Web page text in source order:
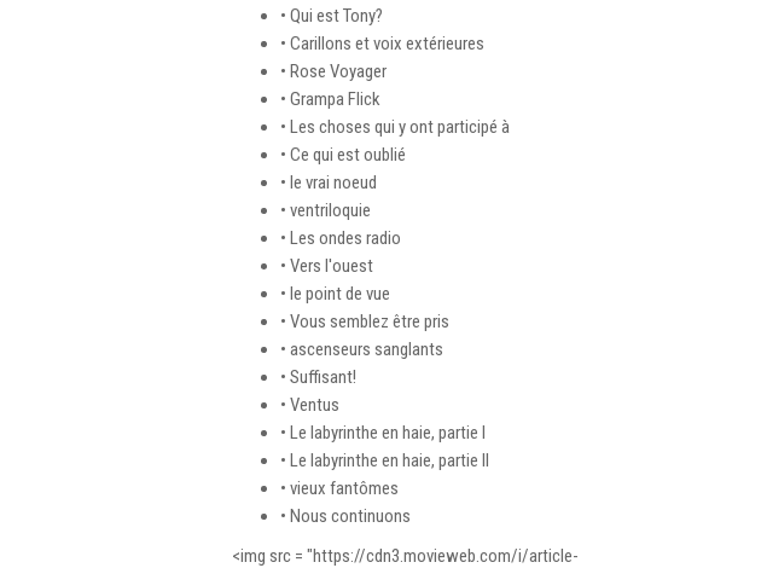
• Qui est Tony?
• Carillons et voix extérieures
• Rose Voyager
• Grampa Flick
• Les choses qui y ont participé à
• Ce qui est oublié
• le vrai noeud
• ventriloquie
• Les ondes radio
• Vers l'ouest
• le point de vue
• Vous semblez être pris
• ascenseurs sanglants
• Suffisant!
• Ventus
• Le labyrinthe en haie, partie I
• Le labyrinthe en haie, partie II
• vieux fantômes
• Nous continuons
<img src = "https://cdn3.movieweb.com/i/article-